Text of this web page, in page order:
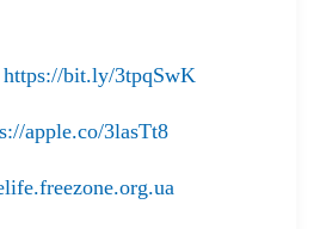
https://bit.ly/3tpqSwK
apple.co/3lasTt8